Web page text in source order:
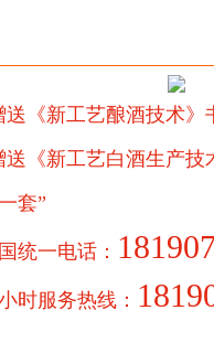
送《新工艺酿酒技术》
送《新工艺白酒生产技
套”
统一电话：
时服务热线：